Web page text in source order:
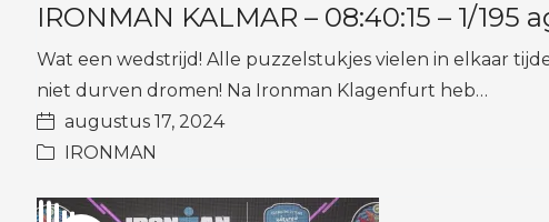
IRONMAN KALMAR – 08:40:15 – 1/195
Wat een wedstrijd! Alle puzzelstukjes vielen in elkaar
niet durven dromen! Na Ironman Klagenfurt heb…
augustus 17, 2024
IRONMAN